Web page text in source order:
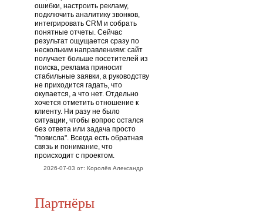
ошибки, настроить рекламу,
подключить аналитику звонков,
интегрировать CRM и собрать
понятные отчеты. Сейчас
результат ощущается сразу по
нескольким направлениям: сайт
получает больше посетителей из
поиска, реклама приносит
стабильные заявки, а руководству
не приходится гадать, что
окупается, а что нет. Отдельно
хочется отметить отношение к
клиенту. Ни разу не было
ситуации, чтобы вопрос остался
без ответа или задача просто
"повисла". Всегда есть обратная
связь и понимание, что
происходит с проектом.
2026-07-03 от: Королёв Александр
Партнёры